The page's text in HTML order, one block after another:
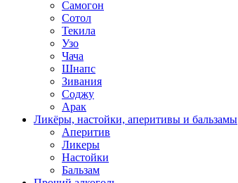
Самогон
Сотол
Текила
Узо
Чача
Шнапс
Зивания
Соджу
Арак
Ликёры, настойки, аперитивы и бальзамы
Аперитив
Ликеры
Настойки
Бальзам